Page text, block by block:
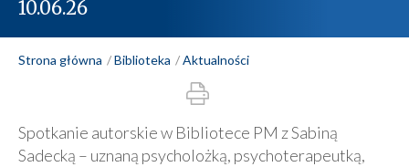
10.06.26
Strona główna Biblioteka Aktualności
Spotkanie autorskie w Bibliotece PM z Sabiną
Sadecką – uznaną psycholożką, psychoterapeutką,